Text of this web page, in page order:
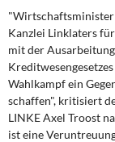
Leitlinien
Steuer- und
Öffentliche
"Wirtschaftsminister
Kanzlei Linklaters
mit der
Wahlkampf ein
schaffen", kritisiert
LINKE Axel Troost
ist eine